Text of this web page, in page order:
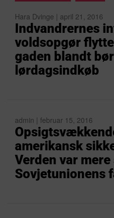
Hara Dvinge | april 21, 2016
Indvandrernes
voldsopgør
gaden blandt
lørdagsindkøb
admin | februar 15, 2016
amerikansk
Verden var
Sovjetunionens